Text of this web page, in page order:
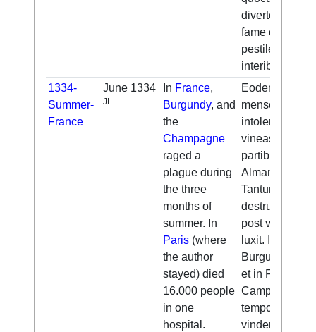
divertebant
fame et
pestilencia
interibant.
1334-
Summer-
France
June 1334
JL
In France,
Burgundy, and
the
Champagne
raged a
plague during
the three
months of
summer. In
Paris (where
the author
stayed) died
16.000 people
in one
hospital.
Eodem anno
mense Mai
intolerabile
vineas omnes
partibus
Almanie.
Tantum
destruxit, quod
post vindemia
luxit. In
Burgundia
et in Francia et
Campania, ubi
tempore
vindemie